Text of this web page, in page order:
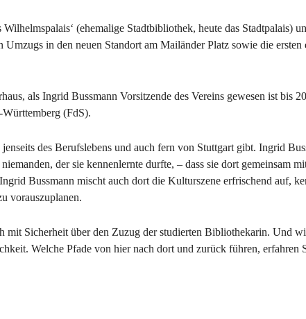
(ehemalige Stadtbibliothek, heute das Stadtpalais)
in den neuen Standort am Mailänder Platz sowie die ersten
als Ingrid Bussmann Vorsitzende des Vereins gewesen ist bis
Württemberg (FdS).
des Berufslebens und auch fern von Stuttgart gibt. Ingrid
der sie kennenlernte durfte, – dass sie dort gemeinsam
Bussmann mischt auch dort die Kulturszene erfrischend auf,
vorauszuplanen.
Sicherheit über den Zuzug der studierten Bibliothekarin. Und
Welche Pfade von hier nach dort und zurück führen, erfahren